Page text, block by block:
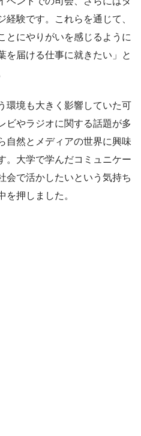
経験です。これらを通じて、
とにやりがいを感じるように
を届ける仕事に就きたい」と
環境も大きく影響していた可
ビやラジオに関する話題が多
自然とメディアの世界に興味
。大学で学んだコミュニケー
会で活かしたいという気持ち
を押しました。